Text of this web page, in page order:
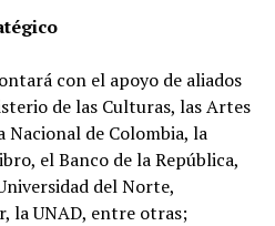
con el apoyo de aliados
de las Culturas, las Artes
Nacional de Colombia, la
el Banco de la República,
del Norte,
la UNAD, entre otras;